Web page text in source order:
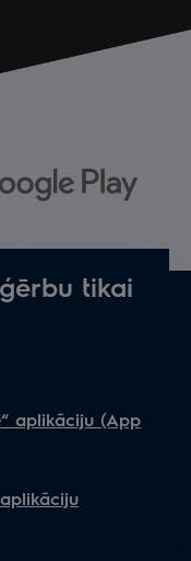
tikai
aplikāciju (App